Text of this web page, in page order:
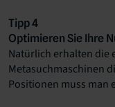
Tipp 4
Optimieren Sie Ihre
Natürlich erhalten die
Metasuchmaschinen
Positionen muss man